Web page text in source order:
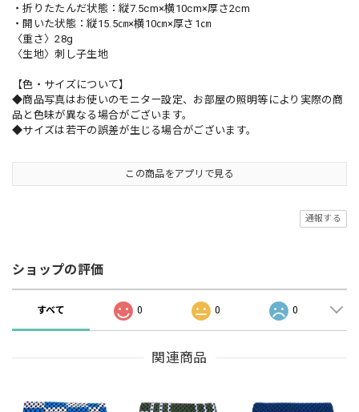
・折りたたんだ状態：縦7.5cm×横10cm×厚さ2cm
・開いた状態：縦15.5㎝×横10㎝×厚さ1㎝
〈重さ〉28g
〈生地〉刺し子生地
【色・サイズについて】
◆商品写真はお使いのモニター設定、お部屋の照明等により実際の商
品と色味が異なる場合がございます。
◆サイズは若干の誤差が生じる場合がございます。
この商品をアプリで見る
通報する
ショップの評価
すべて 0 0 0
関連商品